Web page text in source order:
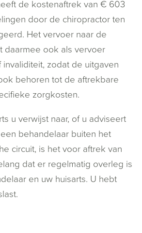
de kostenaftrek van € 603
door de chiropractor ten
Het vervoer naar de
daarmee ook als vervoer
zodat de uitgaven
behoren tot de aftrekbare
zorgkosten.
u verwijst naar, of u adviseert
behandelaar buiten het
circuit, is het voor aftrek van
dat er regelmatig overleg is
en uw huisarts. U hebt